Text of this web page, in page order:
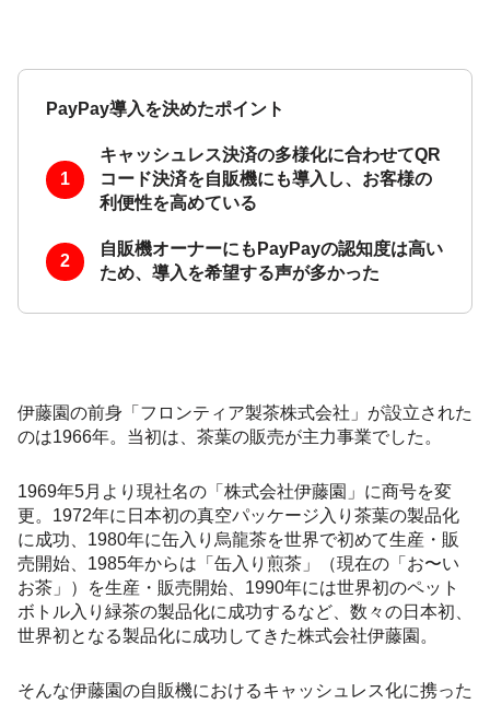
PayPay導入を決めたポイント
キャッシュレス決済の多様化に合わせてQR
コード決済を自販機にも導入し、お客様の
利便性を高めている
自販機オーナーにもPayPayの認知度は高い
ため、導入を希望する声が多かった
伊藤園の前身「フロンティア製茶株式会社」が設立された
のは1966年。当初は、茶葉の販売が主力事業でした。
1969年5月より現社名の「株式会社伊藤園」に商号を変
更。1972年に日本初の真空パッケージ入り茶葉の製品化
に成功、1980年に缶入り烏龍茶を世界で初めて生産・販
売開始、1985年からは「缶入り煎茶」（現在の「お〜い
お茶」）を生産・販売開始、1990年には世界初のペット
ボトル入り緑茶の製品化に成功するなど、数々の日本初、
世界初となる製品化に成功してきた株式会社伊藤園。
そんな伊藤園の自販機におけるキャッシュレス化に携った